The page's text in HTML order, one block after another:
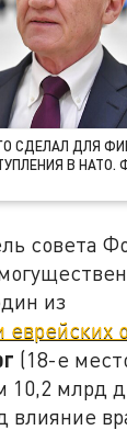
СДЕЛАЛ ДЛЯ
В НАТО.
совета
из
(18-е
10,2 млрд
влияние